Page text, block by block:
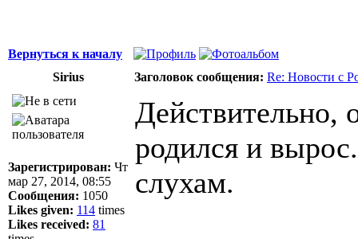
Вернуться к началу
Sirius
Заголовок сообщения: Re: Новости с
Зарегистрирован: Чт
мар 27, 2014, 08:55
Сообщения: 1050
Likes given: 114 times
Likes received: 81
Действительно,
родился и
слухам.